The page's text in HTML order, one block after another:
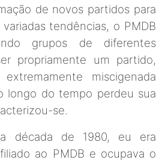
de novos partidos para
tendências, o PMDB
grupos de diferentes
propriamente um partido,
miscigenada
longo do tempo perdeu sua
se.
década de 1980, eu era
ao PMDB e ocupava o